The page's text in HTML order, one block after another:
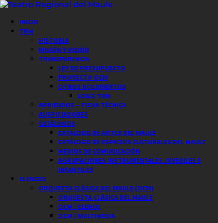
Saltar
contenido
Menú
principal
INICIO
TRM
HISTORIA
MISIÓN Y VISIÓN
TRANSPARENCIA
LEY DE PRESUPUESTO
PROYECTO OCM
OTROS DOCUMENTOS
LOGO TRM
ARRIENDOS – FICHA TÉCNICA
AUSPICIADORES
CATÁLOGOS
CATÁLOGO DE ARTES DEL MAULE
CATÁLOGO DE ESPACIOS CULTURALES DEL MAULE
MEDIOS DE COMUNICACIÓN
AGRUPACIONES INSTRUMENTALES JUVENILES E
INFANTILES
ELENCOS
ORQUESTA CLÁSICA DEL MAULE (OCM)
ORQUESTA CLÁSICA DEL MAULE
OCM / ELENCO
OCM / MULTIMEDIA